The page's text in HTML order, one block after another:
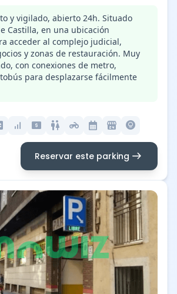
y vigilado, abierto 24h. Situado
Castilla, en una ubicación
acceder al complejo judicial,
y zonas de restauración. Muy
con conexiones de metro,
para desplazarse fácilmente
signal_cellular_alt local_atm wc motorcycle calendar_month local_convenience_store lightbulb_circle
Reservar este parking arrow_right_alt